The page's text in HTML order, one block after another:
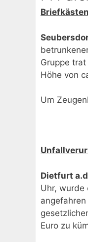
Gruppe
Höhe von
Um
Dietfurt
Uhr, wurde
Euro zu